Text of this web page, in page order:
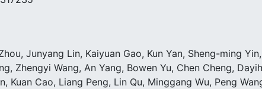
Junyang Lin, Kaiyuan Gao, Kun Yan, Sheng-ming
Zhengyi Wang, An Yang, Bowen Yu, Chen Cheng,
Kuan Cao, Liang Peng, Lin Qu, Minggang Wu, Peng